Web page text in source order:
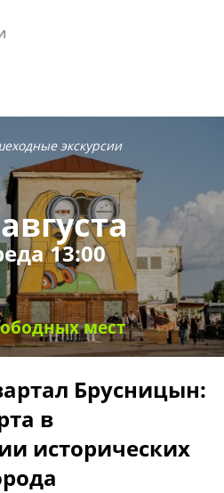
экскурсии
13:00
мест
Брусницын:
в
исторических